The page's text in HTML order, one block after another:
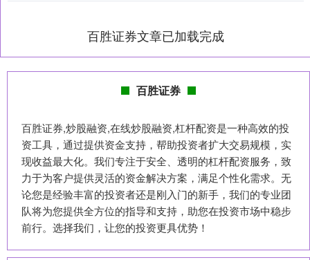
百胜证券文章已加载完成
百胜证券
百胜证券,炒股融资,在线炒股融资,杠杆配资是一种高效的投
资工具，通过提供资金支持，帮助投资者扩大交易规模，实
现收益最大化。我们专注于安全、透明的杠杆配资服务，致
力于为客户提供灵活的资金解决方案，满足个性化需求。无
论您是经验丰富的投资者还是刚入门的新手，我们的专业团
队将为您提供全方位的指导和支持，助您在投资市场中稳步
前行。选择我们，让您的投资更具优势！